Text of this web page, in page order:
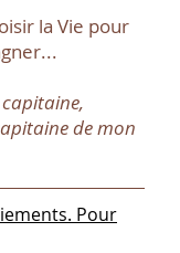
la Vie pour
de mon
Pour